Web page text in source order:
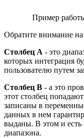
Пример
Обратите внимание
Столбец А - это
которых интеграция
пользователю путем
Столбец B - а это
этот столбец
записаны в
данных в нем
выданы. В этом и есть
диапазона.